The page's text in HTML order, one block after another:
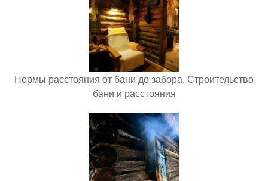
Нормы расстояния от бани до забора. Строительство
бани и расстояния